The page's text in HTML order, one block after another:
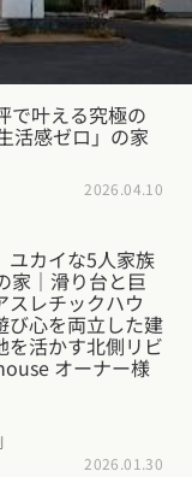
野県
歌山県
栃木県群馬県
野県
で叶える究極の
活感ゼロ」の家
2026.04.10
ユカイな5人家族
家｜滑り台と巨
スレチックハウ
び心を両立した建
を活かす北側リビ
オーナー様
2026.01.30